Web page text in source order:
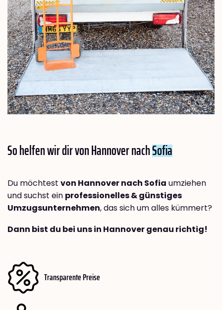
So helfen wir dir von Hannover nachSofia
Du möchtest von Hannover nach Sofia umziehen
und suchst ein professionelles & günstiges
Umzugsunternehmen, das sich um alles kümmert?
Dann bist du bei uns in Hannover genau richtig!
Transparente Preise